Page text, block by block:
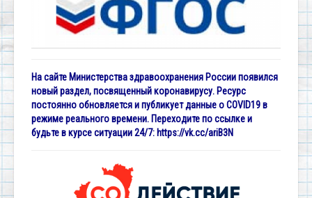
На сайте Министерства здравоохранения России появился
новый раздел, посвященный коронавирусу. Ресурс
постоянно обновляется и публикует данные о COVID19 в
режиме реального времени. Переходите по ссылке и
будьте в курсе ситуации 24/7: https://vk.cc/ariB3N